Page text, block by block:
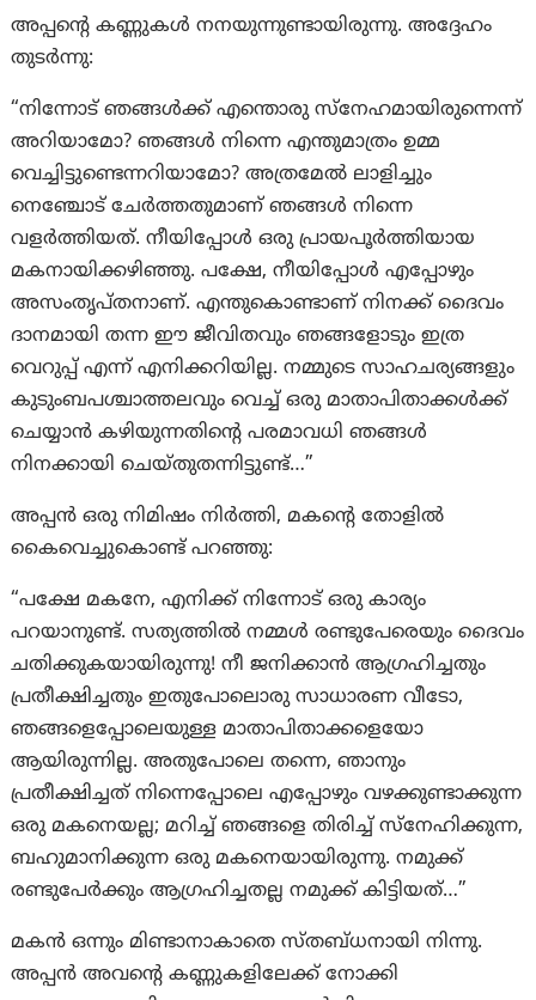
അപ്പന്റെ കണ്ണുകൾ നനയുന്നുണ്ടായിരുന്നു. അദ്ദേഹം
തുടർന്നു:
“നിന്നോട് ഞങ്ങൾക്ക് എന്തൊരു സ്നേഹമായിരുന്നെന്ന്
അറിയാമോ? ഞങ്ങൾ നിന്നെ എന്തുമാത്രം ഉമ്മ
വെച്ചിട്ടുണ്ടെന്നറിയാമോ? അത്രമേൽ ലാളിച്ചും
നെഞ്ചോട് ചേർത്തതുമാണ് ഞങ്ങൾ നിന്നെ
വളർത്തിയത്. നീയിപ്പോൾ ഒരു പ്രായപൂർത്തിയായ
മകനായിക്കഴിഞ്ഞു. പക്ഷേ, നീയിപ്പോൾ എപ്പോഴും
അസംതൃപ്തനാണ്. എന്തുകൊണ്ടാണ് നിനക്ക് ദൈവം
ദാനമായി തന്ന ഈ ജീവിതവും ഞങ്ങളോടും ഇത്ര
വെറുപ്പ് എന്ന് എനിക്കറിയില്ല. നമ്മുടെ സാഹചര്യങ്ങളും
കുടുംബപശ്ചാത്തലവും വെച്ച് ഒരു മാതാപിതാക്കൾക്ക്
ചെയ്യാൻ കഴിയുന്നതിന്റെ പരമാവധി ഞങ്ങൾ
നിനക്കായി ചെയ്തുതന്നിട്ടുണ്ട്…”
അപ്പൻ ഒരു നിമിഷം നിർത്തി, മകന്റെ തോളിൽ
കൈവെച്ചുകൊണ്ട് പറഞ്ഞു:
“പക്ഷേ മകനേ, എനിക്ക് നിന്നോട് ഒരു കാര്യം
പറയാനുണ്ട്. സത്യത്തിൽ നമ്മൾ രണ്ടുപേരെയും ദൈവം
ചതിക്കുകയായിരുന്നു! നീ ജനിക്കാൻ ആഗ്രഹിച്ചതും
പ്രതീക്ഷിച്ചതും ഇതുപോലൊരു സാധാരണ വീടോ,
ഞങ്ങളെപ്പോലെയുള്ള മാതാപിതാക്കളെയോ
ആയിരുന്നില്ല. അതുപോലെ തന്നെ, ഞാനും
പ്രതീക്ഷിച്ചത് നിന്നെപ്പോലെ എപ്പോഴും വഴക്കുണ്ടാക്കുന്ന
ഒരു മകനെയല്ല; മറിച്ച് ഞങ്ങളെ തിരിച്ച് സ്നേഹിക്കുന്ന,
ബഹുമാനിക്കുന്ന ഒരു മകനെയായിരുന്നു. നമുക്ക്
രണ്ടുപേർക്കും ആഗ്രഹിച്ചതല്ല നമുക്ക് കിട്ടിയത്…”
മകൻ ഒന്നും മിണ്ടാനാകാതെ സ്തബ്ധനായി നിന്നു.
അപ്പൻ അവന്റെ കണ്ണുകളിലേക്ക് നോക്കി